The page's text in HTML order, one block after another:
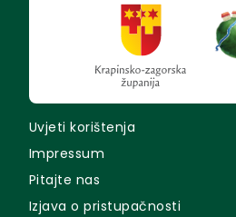
Uvjeti korištenja
Impressum
Pitajte nas
Izjava o pristupačnosti